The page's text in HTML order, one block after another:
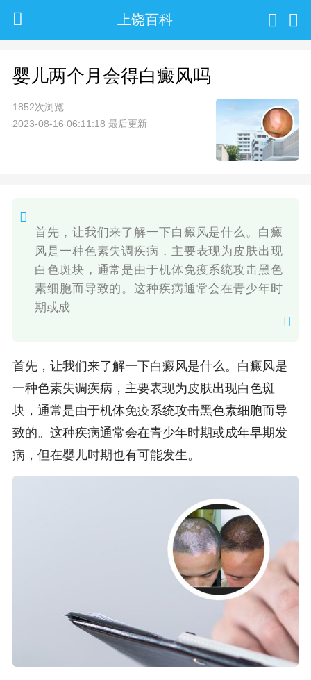
上饶百科
婴儿两个月会得白癜风吗
1852次浏览
2023-08-16 06:11:18 最后更新
首先，让我们来了解一下白癜风是什么。白癜
风是一种色素失调疾病，主要表现为皮肤出现
白色斑块，通常是由于机体免疫系统攻击黑色
素细胞而导致的。这种疾病通常会在青少年时
期或成
首先，让我们来了解一下白癜风是什么。白癜风是
一种色素失调疾病，主要表现为皮肤出现白色斑
块，通常是由于机体免疫系统攻击黑色素细胞而导
致的。这种疾病通常会在青少年时期或成年早期发
病，但在婴儿时期也有可能发生。